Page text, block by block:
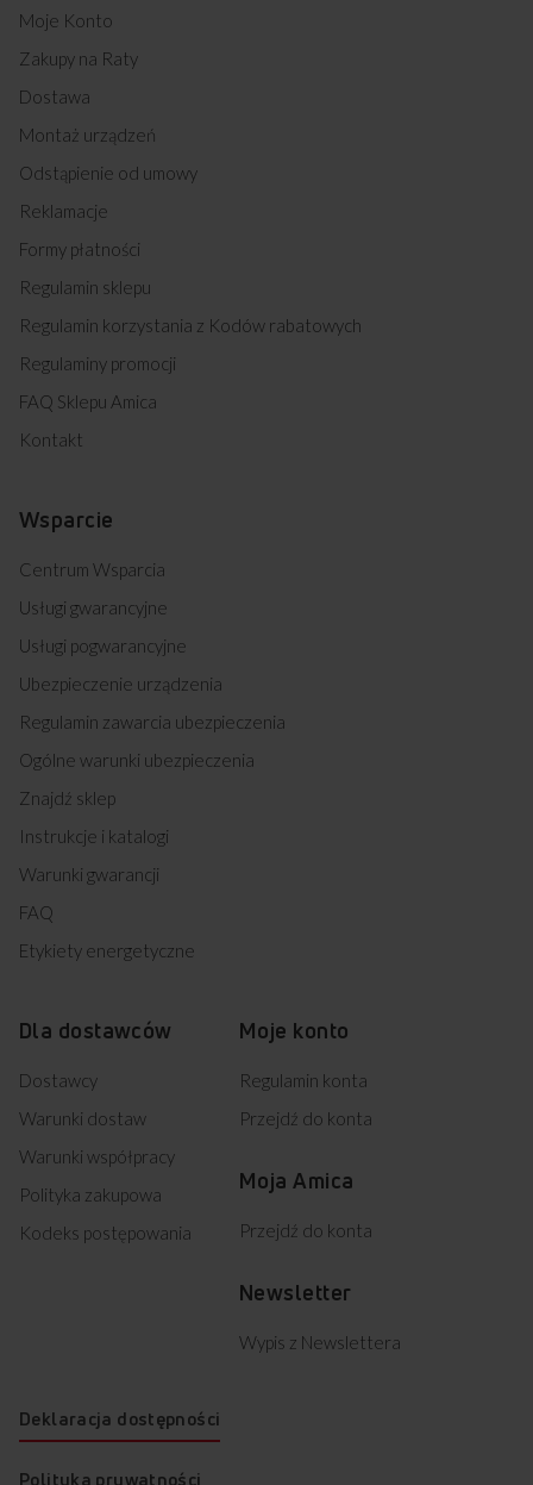
Moje Konto
Zakupy na Raty
Dostawa
Montaż urządzeń
Odstąpienie od umowy
Reklamacje
Formy płatności
Regulamin sklepu
Regulamin korzystania z Kodów rabatowych
Regulaminy promocji
FAQ Sklepu Amica
Kontakt
Wsparcie
Centrum Wsparcia
Usługi gwarancyjne
Usługi pogwarancyjne
Ubezpieczenie urządzenia
Regulamin zawarcia ubezpieczenia
Ogólne warunki ubezpieczenia
Znajdź sklep
Instrukcje i katalogi
Warunki gwarancji
FAQ
Etykiety energetyczne
Dla dostawców
Dostawcy
Warunki dostaw
Warunki współpracy
Polityka zakupowa
Kodeks postępowania
Moje konto
Regulamin konta
Przejdź do konta
Moja Amica
Przejdź do konta
Newsletter
Wypis z Newslettera
Deklaracja dostępności
Polityka prywatności